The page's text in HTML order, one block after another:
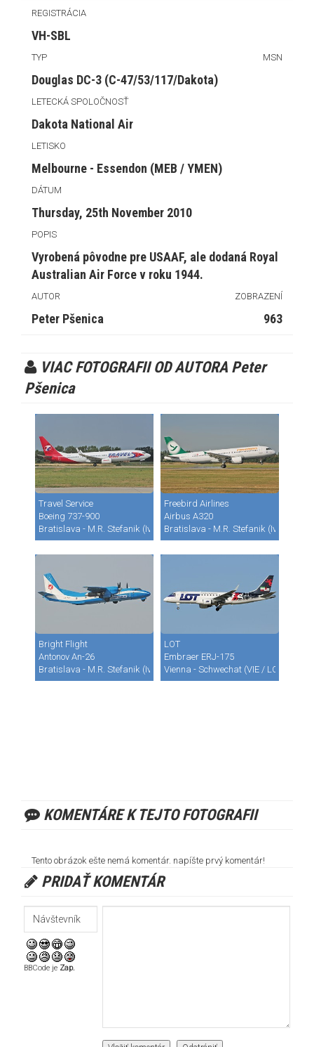
REGISTRÁCIA
VH-SBL
TYP MSN
Douglas DC-3 (C-47/53/117/Dakota)
LETECKÁ SPOLOČNOSŤ
Dakota National Air
LETISKO
Melbourne - Essendon (MEB / YMEN)
DÁTUM
Thursday, 25th November 2010
POPIS
Vyrobená pôvodne pre USAAF, ale dodaná Royal
Australian Air Force v roku 1944.
AUTOR ZOBRAZENÍ
Peter Pšenica 963
VIAC FOTOGRAFII OD AUTORA Peter
Pšenica
Travel Service
Boeing 737-900
Bratislava - M.R. Stefanik (Ivanka) (BTS / LZIB)
Freebird Airlines
Airbus A320
Bratislava - M.R. Stefanik (Ivanka)
Bright Flight
Antonov An-26
Bratislava - M.R. Stefanik (Ivanka) (BTS / LZIB)
LOT
Embraer ERJ-175
Vienna - Schwechat (VIE / LOWW)
KOMENTÁRE K TEJTO FOTOGRAFII
Tento obrázok ešte nemá komentár. napíšte prvý komentár!
PRIDAŤ KOMENTÁR
BBCode je Zap.